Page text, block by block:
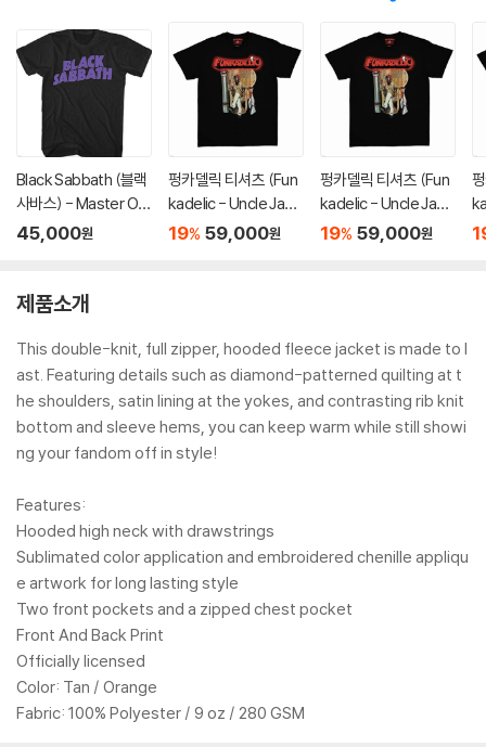
Black Sabbath (블랙
사바스) - Master Of
Reality T-shirt - XL
45,000원
펑카델릭 티셔츠 (Fun
kadelic - Uncle Jam
Peacock Chair - He
19% 59,000원
펑카델릭 티셔츠 (Fun
kadelic - Uncle Jam
Peacock Chair - He
19% 59,000원
제품소개
This double-knit, full zipper, hooded fleece jacket is made to l
ast. Featuring details such as diamond-patterned quilting at t
he shoulders, satin lining at the yokes, and contrasting rib knit
bottom and sleeve hems, you can keep warm while still showi
ng your fandom off in style!
Features:
Hooded high neck with drawstrings
Sublimated color application and embroidered chenille appliqu
e artwork for long lasting style
Two front pockets and a zipped chest pocket
Front And Back Print
Officially licensed
Color: Tan / Orange
Fabric: 100% Polyester / 9 oz / 280 GSM